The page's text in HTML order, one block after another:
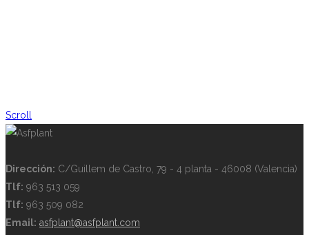
Scroll
Dirección: C/Guillem de Castro, 79 - 4 planta - 46008 (Valencia)
Tlf: 963 513 059
Tlf: 963 509 082
Email: asfplant@asfplant.com